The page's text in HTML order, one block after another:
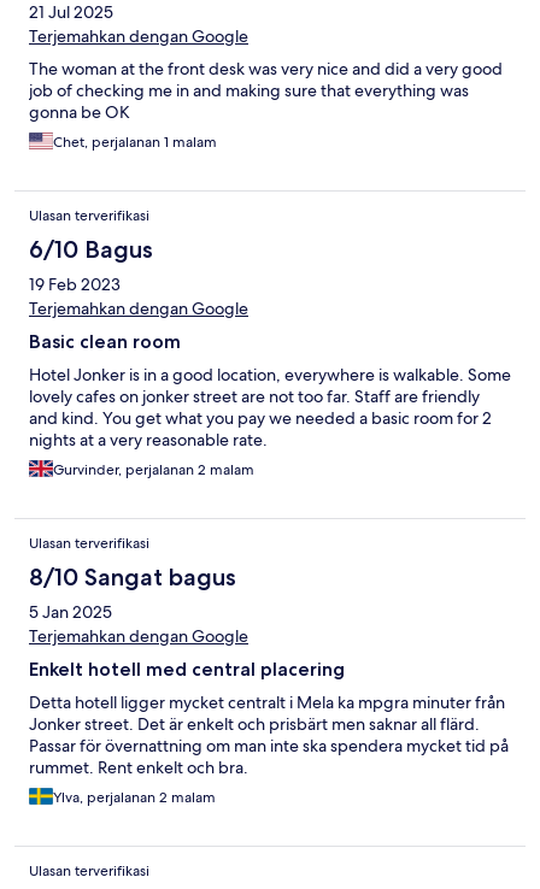
21 Jul 2025
Terjemahkan dengan Google
The woman at the front desk was very nice and did a very good
job of checking me in and making sure that everything was
gonna be OK
Chet, perjalanan 1 malam
Ulasan terverifikasi
6/10 Bagus
19 Feb 2023
Terjemahkan dengan Google
Basic clean room
Hotel Jonker is in a good location, everywhere is walkable. Some
lovely cafes on jonker street are not too far. Staff are friendly
and kind. You get what you pay we needed a basic room for 2
nights at a very reasonable rate.
Gurvinder, perjalanan 2 malam
Ulasan terverifikasi
8/10 Sangat bagus
5 Jan 2025
Terjemahkan dengan Google
Enkelt hotell med central placering
Detta hotell ligger mycket centralt i Mela ka mpgra minuter från
Jonker street. Det är enkelt och prisbärt men saknar all flärd.
Passar för övernattning om man inte ska spendera mycket tid på
rummet. Rent enkelt och bra.
Ylva, perjalanan 2 malam
Ulasan terverifikasi